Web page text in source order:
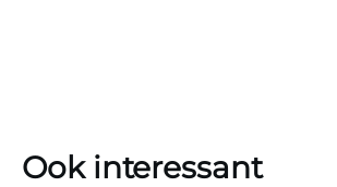
Ook interessant